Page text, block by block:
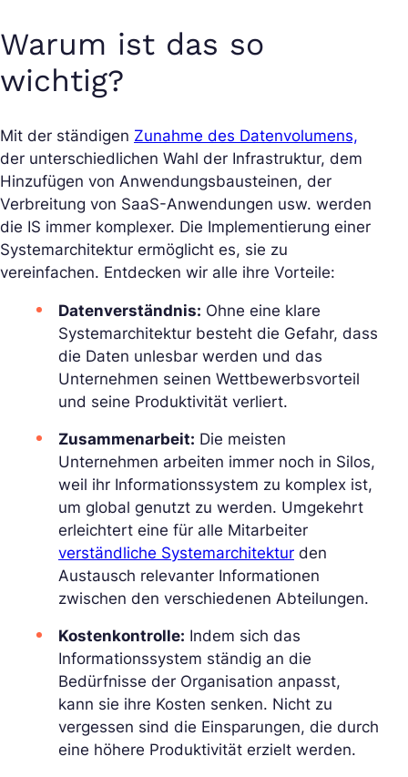
Warum ist das so
wichtig?
Mit der ständigen Zunahme des Datenvolumens,
der unterschiedlichen Wahl der Infrastruktur, dem
Hinzufügen von Anwendungsbausteinen, der
Verbreitung von SaaS-Anwendungen usw. werden
die IS immer komplexer. Die Implementierung einer
Systemarchitektur ermöglicht es, sie zu
vereinfachen. Entdecken wir alle ihre Vorteile:
Datenverständnis: Ohne eine klare
Systemarchitektur besteht die Gefahr, dass
die Daten unlesbar werden und das
Unternehmen seinen Wettbewerbsvorteil
und seine Produktivität verliert.
Zusammenarbeit: Die meisten
Unternehmen arbeiten immer noch in Silos,
weil ihr Informationssystem zu komplex ist,
um global genutzt zu werden. Umgekehrt
erleichtert eine für alle Mitarbeiter
verständliche Systemarchitektur den
Austausch relevanter Informationen
zwischen den verschiedenen Abteilungen.
Kostenkontrolle: Indem sich das
Informationssystem ständig an die
Bedürfnisse der Organisation anpasst,
kann sie ihre Kosten senken. Nicht zu
vergessen sind die Einsparungen, die durch
eine höhere Produktivität erzielt werden.